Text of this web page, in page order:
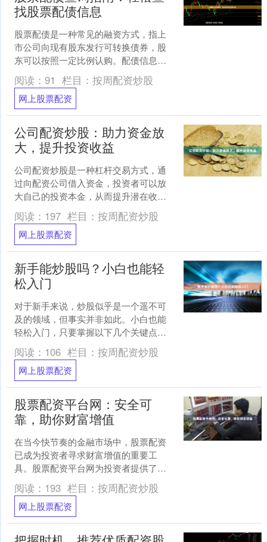
找股票配债信息
股票配债是一种常见的融资方式，指上
市公司向现有股东发行可转换债券，股
东可以按照一定比例认购。配债信息对
于投资者来说非常重要，可以帮助他们
做出明智的投资决策。本文....
阅读： 91 栏目： 按周配资炒股
网上股票配资
公司配资炒股：助力资金放
大，提升投资收益
公司配资炒股是一种杠杆交易方式，通
过向配资公司借入资金，投资者可以放
大自己的投资本金，从而提升潜在收
益。 **资金放大：** 配资公司通常提供
1:1到1:10不....
阅读： 197 栏目： 按周配资炒股
网上股票配资
新手能炒股吗？小白也能轻
松入门
对于新手来说，炒股似乎是一个遥不可
及的领域，但事实并非如此。小白也能
轻松入门，只要掌握以下几个关键点：
**1. 了解基础知识** 在开始炒股之前，了
解股票市场....
阅读： 106 栏目： 按周配资炒股
网上股票配资
股票配资平台网：安全可
靠，助你财富增值
在当今快节奏的金融市场中，股票配资
已成为投资者寻求财富增值的重要工
具。股票配资平台网为投资者提供了一
个安全可靠的平台，让他们可以利用杠
杆效应放大投资收益。 **....
阅读： 193 栏目： 按周配资炒股
网上股票配资